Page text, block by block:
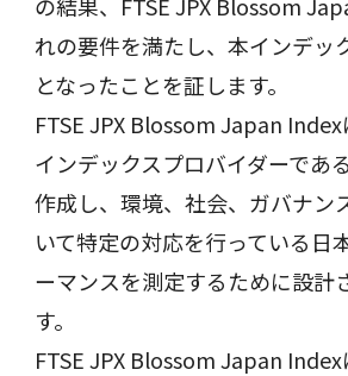
れの要件を満たし、本インデッ
となったことを証します。
FTSE JPX Blossom Japan
インデックスプロバイダーであ
作成し、環境、社会、ガバナン
いて特定の対応を行っている日
ーマンスを測定するために設計
す。
FTSE JPX Blossom Japan